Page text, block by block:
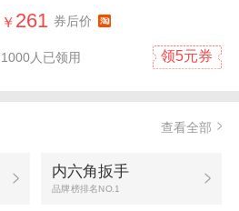
￥ 261 券后价
1000人已领用 领5元券
查看全部
内六角扳手
品牌榜排名NO.1